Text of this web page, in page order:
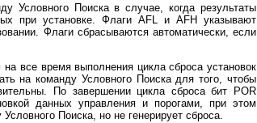
Поиска в случае, когда результаты
при установке. Флаги AFL и AFH указывают
Флаги сбрасываются автоматически, если
все время выполнения цикла сброса установок
на команду Условного Поиска для того, чтобы
По завершении цикла сброса бит POR
данных управления и порогами, при этом
Поиска, но не генерирует сброса.